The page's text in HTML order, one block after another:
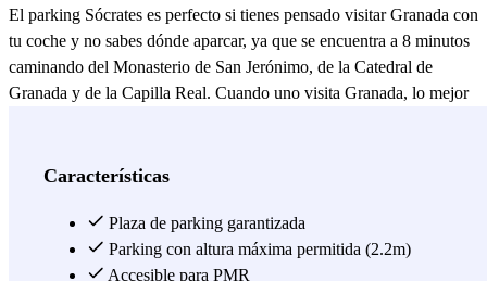
El parking Sócrates es perfecto si tienes pensado visitar Granada con
tu coche y no sabes dónde aparcar, ya que se encuentra a 8 minutos
caminando del Monasterio de San Jerónimo, de la Catedral de
Granada y de la Capilla Real. Cuando uno visita Granada, lo mejor
ciudad. Por eso, no dejes tu coche aparcado en cualquier lugar y
estar cerca de los mejores puntos de interés de Granada. Tampoco
puedes perderte una buena visita a los bares de la famosa calle Pedro
Antonio de Alarcón, más conocida como "Pedro Antonio", llena de
Características
Plaza de parking garantizada
Parking con altura máxima permitida (2.2m)
Accesible para PMR